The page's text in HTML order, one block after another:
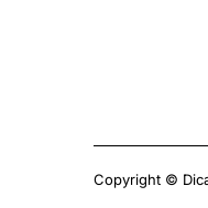
Copyright ©